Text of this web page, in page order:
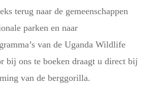
terug naar de gemeenschappen
parken en naar
van de Uganda Wildlife
bij ons te boeken draagt u direct bij
van de berggorilla.